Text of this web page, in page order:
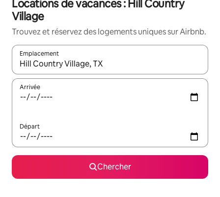
Locations de vacances : Hill Country
Village
Trouvez et réservez des logements uniques sur Airbnb.
Emplacement
Quand les résultats sont affichés, parcourez-les en utilisant
Arrivée
Départ
Chercher